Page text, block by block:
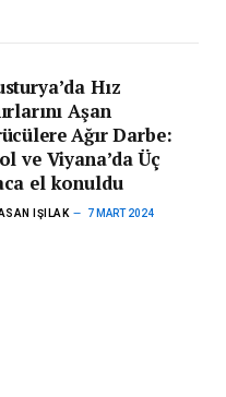
Hız
Aşan
Ağır Darbe:
ve Viyana’da Üç
el konuldu
IŞILAK 7 MART 2024